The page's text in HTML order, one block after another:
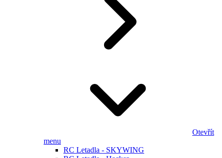
Otevřít
menu
RC Letadla - SKYWING